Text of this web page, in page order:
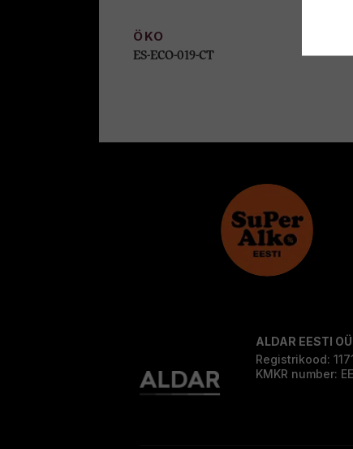
ÖKO
ES-ECO-019-CT
ALDAR EESTI OÜ
Registrikood:
KMKR number: